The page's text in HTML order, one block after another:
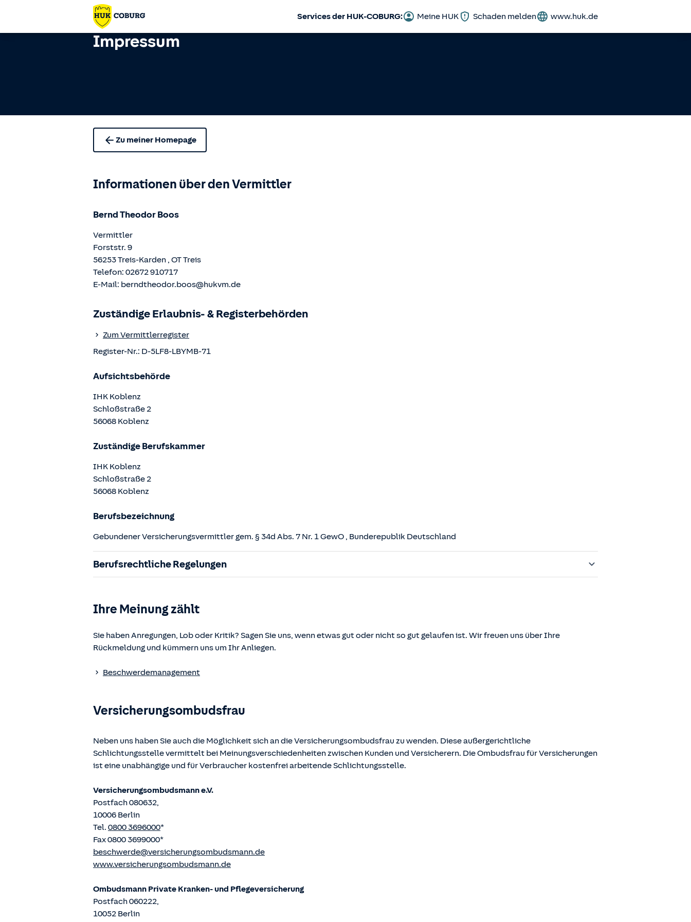
Services der HUK-COBURG: Meine HUK Schaden melden www.huk.de
Impressum
Zu meiner Homepage
Informationen über den Vermittler
Bernd Theodor Boos
Vermittler
Forststr. 9
56253Treis-Karden , OTTreis
Telefon: 02672 910717
E-Mail: berndtheodor.boos@hukvm.de
Zuständige Erlaubnis- & Registerbehörden
Zum Vermittlerregister
Register-Nr.: D-5LF8-LBYMB-71
Aufsichtsbehörde
IHK Koblenz
Schloßstraße 2
56068 Koblenz
Zuständige Berufskammer
IHK Koblenz
Schloßstraße 2
56068 Koblenz
Berufsbezeichnung
Gebundener Versicherungsvermittler gem. § 34d Abs. 7 Nr. 1 GewO , Bunderepublik Deutschland
Berufsrechtliche Regelungen
§§ 59 – 68 Gesetz über den Versicherungsvertrag (VVG)
§ 48b Versicherungsaufsichtsgesetz (VAG)
Verordnung über die Versicherungsvermittlung und -beratung (VersVermV)
www.gesetze-im-internet.de
Ihre Meinung zählt
Sie haben Anregungen, Lob oder Kritik? Sagen Sie uns, wenn etwas gut oder nicht so gut gelaufen ist. Wir freuen uns über Ihre
Rückmeldung und kümmern uns um Ihr Anliegen.
Beschwerdemanagement
Versicherungsombudsfrau
Neben uns haben Sie auch die Möglichkeit sich an die Versicherungsombudsfrau zu wenden. Diese außergerichtliche
Schlichtungsstelle vermittelt bei Meinungsverschiedenheiten zwischen Kunden und Versicherern. Die Ombudsfrau für Versicherungen
ist eine unabhängige und für Verbraucher kostenfrei arbeitende Schlichtungsstelle.
Versicherungsombudsmann e.V.
Postfach 080632,
10006 Berlin
Tel. 0800 3696000*
Fax 0800 3699000*
beschwerde@versicherungsombudsmann.de
www.versicherungsombudsmann.de
Ombudsmann Private Kranken- und Pflege­versicherung
Postfach 060222,
10052 Berlin